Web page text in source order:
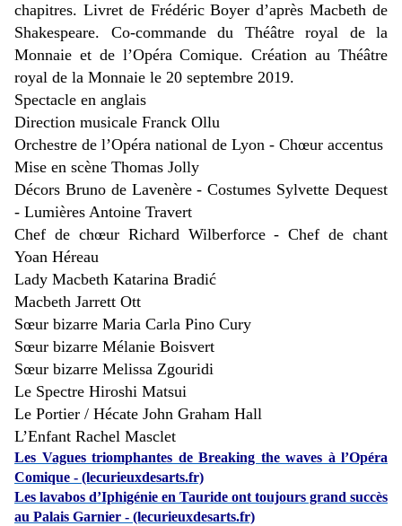
chapitres. Livret de Frédéric Boyer d’après Macbeth de
Shakespeare. Co-commande du Théâtre royal de la
Monnaie et de l’Opéra Comique. Création au Théâtre
royal de la Monnaie le 20 septembre 2019.
Spectacle en anglais
Direction musicale Franck Ollu
Orchestre de l’Opéra national de Lyon - Chœur accentus
Mise en scène Thomas Jolly
Décors Bruno de Lavenère - Costumes Sylvette Dequest
- Lumières Antoine Travert
Chef de chœur Richard Wilberforce - Chef de chant
Yoan Héreau
Lady Macbeth Katarina Bradić
Macbeth Jarrett Ott
Sœur bizarre Maria Carla Pino Cury
Sœur bizarre Mélanie Boisvert
Sœur bizarre Melissa Zgouridi
Le Spectre Hiroshi Matsui
Le Portier / Hécate John Graham Hall
L’Enfant Rachel Masclet
Les Vagues triomphantes de Breaking the waves à l’Opéra
Comique - (lecurieuxdesarts.fr)
​Les lavabos d’Iphigénie en Tauride ont toujours grand succès
au Palais Garnier - (lecurieuxdesarts.fr)